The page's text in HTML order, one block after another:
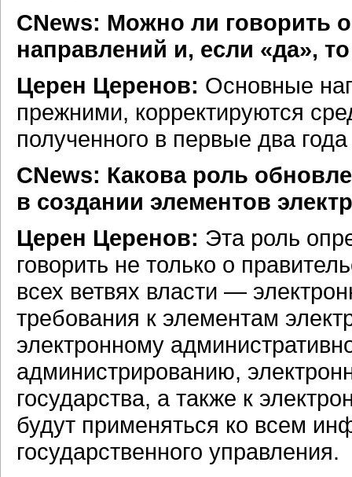
СNews: Можно ли говорить
направлений и, если «да»,
Церен Церенов: Основные
прежними, корректируются
полученного в первые два
СNews: Какова роль
в создании элементов
Церен Церенов: Эта роль
говорить не только о
всех ветвях власти —
требования к элементам
электронному
администрированию,
государства, а также к
будут применяться ко всем
государственного управления.